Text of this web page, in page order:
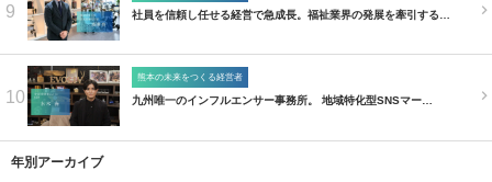
9 社員を信頼し任せる経営で急成長。福祉業界の発展を牽引する…
10
熊本の未来をつくる経営者
九州唯一のインフルエンサー事務所。 地域特化型SNSマー…
年別アーカイブ